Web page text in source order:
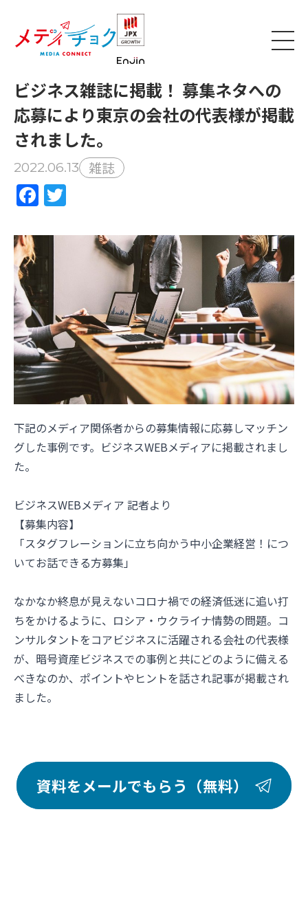
ビジネス雑誌に掲載！ 募集ネタへの
応募により東京の会社の代表様が掲載
されました。
2022.06.13 雑誌
Facebook
下記のメディア関係者からの募集情報に応募しマッチン
グした事例です。ビジネスWEBメディアに掲載されまし
た。
ビジネスWEBメディア 記者より
【募集内容】
「スタグフレーションに立ち向かう中小企業経営！につ
いてお話できる方募集」
なかなか終息が見えないコロナ禍での経済低迷に追い打
ちをかけるように、ロシア・ウクライナ情勢の問題。コ
ンサルタントをコアビジネスに活躍される会社の代表様
が、暗号資産ビジネスでの事例と共にどのように備える
べきなのか、ポイントやヒントを話され記事が掲載され
ました。
資料をメールでもらう（無料）